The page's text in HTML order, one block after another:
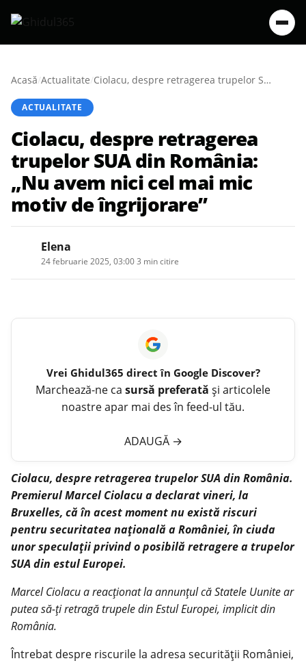
Acasă/Actualitate/ Ciolacu, despre retragerea trupelor SUA din România: „Nu avem nici cel mai mic motiv de îngrijorare”
ACTUALITATE
Ciolacu, despre retragerea
trupelor SUA din România:
„Nu avem nici cel mai mic
motiv de îngrijorare”
Elena
24 februarie 2025, 03:003 min citire
Vrei Ghidul365 direct în Google Discover?
Marchează-ne ca sursă preferată și articolele
noastre apar mai des în feed-ul tău.
ADAUGĂ →
Ciolacu, despre retragerea trupelor SUA din România.
Premierul Marcel Ciolacu a declarat vineri, la
Bruxelles, că în acest moment nu există riscuri
pentru securitatea națională a României, în ciuda
unor speculații privind o posibilă retragere a trupelor
SUA din estul Europei.
Marcel Ciolacu a reacționat la annunțul că Statele Uunite ar
putea să-ți retragă trupele din Estul Europei, implicit din
România.
Întrebat despre riscurile la adresa securității României,